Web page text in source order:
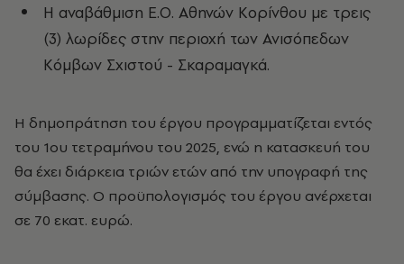
Η αναβάθμιση Ε.Ο. Αθηνών Κορίνθου με τρεις
(3) λωρίδες στην περιοχή των Ανισόπεδων
Κόμβων Σχιστού - Σκαραμαγκά.
Η δημοπράτηση του έργου προγραμματίζεται εντός
του 1ου τετραμήνου του 2025, ενώ η κατασκευή του
θα έχει διάρκεια τριών ετών από την υπογραφή της
σύμβασης. Ο προϋπολογισμός του έργου ανέρχεται
σε 70 εκατ. ευρώ.